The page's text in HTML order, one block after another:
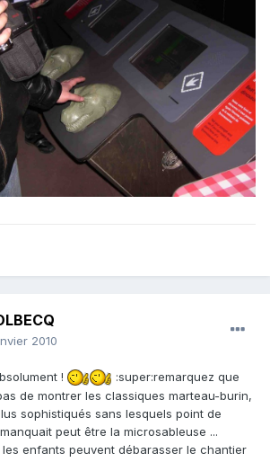
2010
!
:super:remarquez que
de montrer les classiques marteau-burin,
sophistiqués sans lesquels point de
peut être la microsableuse ...
enfants peuvent débarasser le chantier